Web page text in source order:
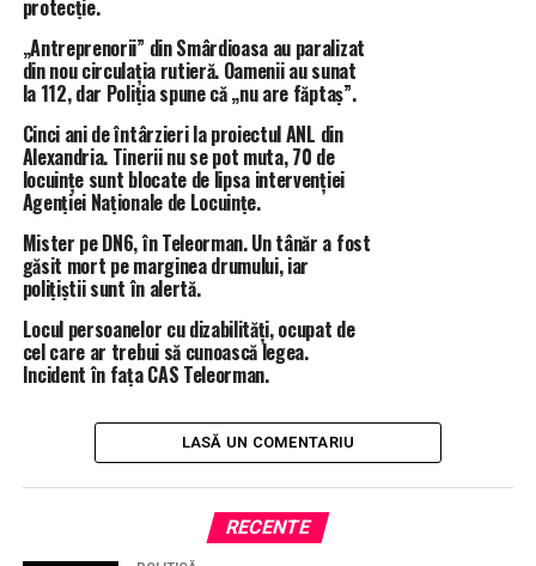
Mădălin Borș
speaker.
Practic, se creează o legătură directă între producătorii
de echipamente și DNSC, ceea ce înseamnă mai puține
riscuri pentru rețelele digitale și mai mult control
asupra datelor energetice ale românilor.
„Scopul este securitatea firmware-urilor și protejarea
datelor energetice de accesul neautorizat, mai ales
din partea actorilor statali din afara Spațiului
Economic European”,
România are peste 400.000 de utilizatori de
echipamente sub 1 MW, dintre care peste 300.000 sunt
pot deveni ușor o poartă de intrare pentru atacuri
informatice care pot afecta stabilitatea energetică.
Evenimentul de la Cluj a adus la aceeași masă specialiști
din domeniul energetic, experți în securitate cibernetică
protecție.
„Antreprenorii” din Smârdioasa au paralizat
din nou circulația rutieră. Oamenii au sunat
la 112, dar Poliția spune că „nu are făptaș”.
Cinci ani de întârzieri la proiectul ANL din
Alexandria. Tinerii nu se pot muta, 70 de
locuințe sunt blocate de lipsa intervenției
Agenției Naționale de Locuințe.
Mister pe DN6, în Teleorman. Un tânăr a fost
găsit mort pe marginea drumului, iar
polițiștii sunt în alertă.
Locul persoanelor cu dizabilități, ocupat de
cel care ar trebui să cunoască legea.
Incident în fața CAS Teleorman.
LASĂ UN COMENTARIU
RECENTE